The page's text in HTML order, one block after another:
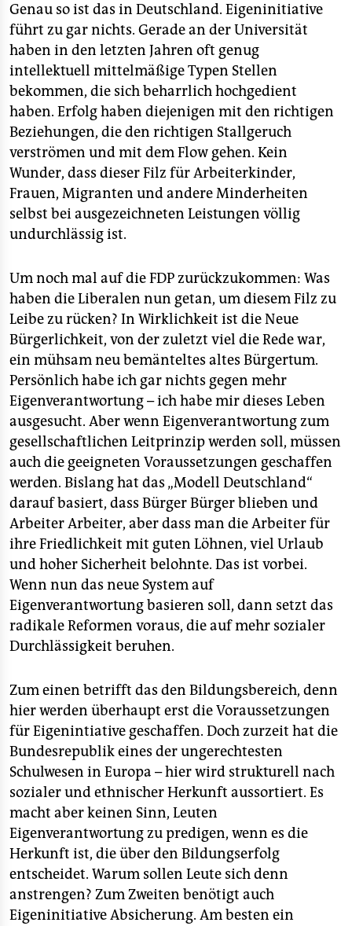
Genau so ist das in Deutschland. Eigeninitiative
führt zu gar nichts. Gerade an der Universität
haben in den letzten Jahren oft genug
intellektuell mittelmäßige Typen Stellen
bekommen, die sich beharrlich hochgedient
haben. Erfolg haben diejenigen mit den richtigen
Beziehungen, die den richtigen Stallgeruch
verströmen und mit dem Flow gehen. Kein
Wunder, dass dieser Filz für Arbeiterkinder,
Frauen, Migranten und andere Minderheiten
selbst bei ausgezeichneten Leistungen völlig
undurchlässig ist.
Um noch mal auf die FDP zurückzukommen: Was
haben die Liberalen nun getan, um diesem Filz zu
Leibe zu rücken? In Wirklichkeit ist die Neue
Bürgerlichkeit, von der zuletzt viel die Rede war,
ein mühsam neu bemänteltes altes Bürgertum.
Persönlich habe ich gar nichts gegen mehr
Eigenverantwortung – ich habe mir dieses Leben
ausgesucht. Aber wenn Eigenverantwortung zum
gesellschaftlichen Leitprinzip werden soll, müssen
auch die geeigneten Voraussetzungen geschaffen
werden. Bislang hat das „Modell Deutschland“
darauf basiert, dass Bürger Bürger blieben und
Arbeiter Arbeiter, aber dass man die Arbeiter für
ihre Friedlichkeit mit guten Löhnen, viel Urlaub
und hoher Sicherheit belohnte. Das ist vorbei.
Wenn nun das neue System auf
Eigenverantwortung basieren soll, dann setzt das
radikale Reformen voraus, die auf mehr sozialer
Durchlässigkeit beruhen.
Zum einen betrifft das den Bildungsbereich, denn
hier werden überhaupt erst die Voraussetzungen
für Eigenintiative geschaffen. Doch zurzeit hat die
Bundesrepublik eines der ungerechtesten
Schulwesen in Europa – hier wird strukturell nach
sozialer und ethnischer Herkunft aussortiert. Es
macht aber keinen Sinn, Leuten
Eigenverantwortung zu predigen, wenn es die
Herkunft ist, die über den Bildungserfolg
entscheidet. Warum sollen Leute sich denn
anstrengen? Zum Zweiten benötigt auch
Eigeninitiative Absicherung. Am besten ein